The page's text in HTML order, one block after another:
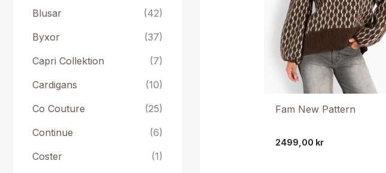
Blusar
(42)
Byxor
(37)
Capri Collektion
(7)
Cardigans
(10)
Co Couture
(25)
Continue
(6)
Coster
(1)
Fam New Pattern
2499,00 kr